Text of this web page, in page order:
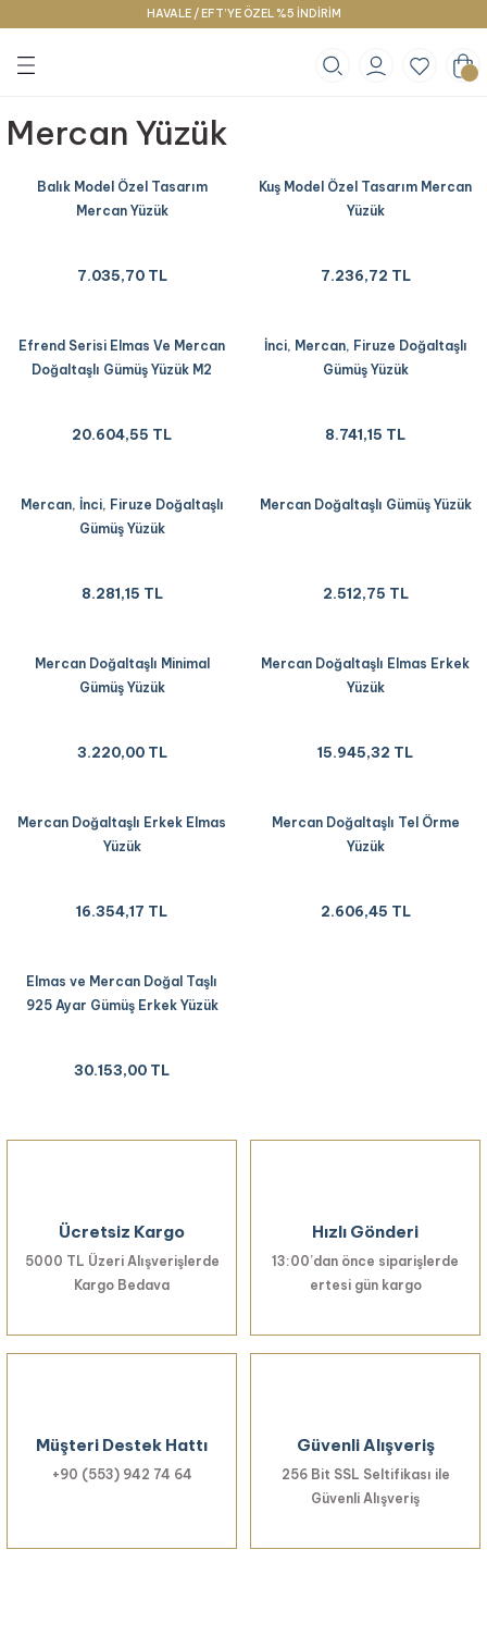
HAVALE / EFT’YE ÖZEL %5 İNDİRİM
Geri Dön
Geri Dön
Geri Dön
Mercan Yüzük
Balık Model Özel Tasarım
Mercan Yüzük
7.035,70 TL
Kuş Model Özel Tasarım Mercan
Yüzük
7.236,72 TL
Efrend Serisi Elmas Ve Mercan
Doğaltaşlı Gümüş Yüzük M2
20.604,55 TL
İnci, Mercan, Firuze Doğaltaşlı
Gümüş Yüzük
8.741,15 TL
Mercan, İnci, Firuze Doğaltaşlı
Gümüş Yüzük
8.281,15 TL
Mercan Doğaltaşlı Gümüş Yüzük
2.512,75 TL
Mercan Doğaltaşlı Minimal
Gümüş Yüzük
3.220,00 TL
Mercan Doğaltaşlı Elmas Erkek
Yüzük
15.945,32 TL
Mercan Doğaltaşlı Erkek Elmas
Yüzük
16.354,17 TL
Mercan Doğaltaşlı Tel Örme
Yüzük
2.606,45 TL
Elmas ve Mercan Doğal Taşlı
925 Ayar Gümüş Erkek Yüzük
30.153,00 TL
Ücretsiz Kargo
5000 TL Üzeri Alışverişlerde
Kargo Bedava
Hızlı Gönderi
13:00’dan önce siparişlerde
ertesi gün kargo
Müşteri Destek Hattı
+90 (553) 942 74 64
Güvenli Alışveriş
256 Bit SSL Seltifikası ile
Güvenli Alışveriş